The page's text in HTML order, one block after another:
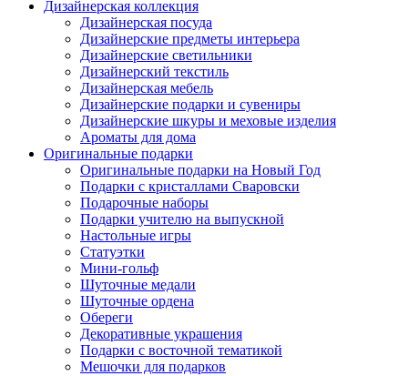
Дизайнерская коллекция
Дизайнерская посуда
Дизайнерские предметы интерьера
Дизайнерские светильники
Дизайнерский текстиль
Дизайнерская мебель
Дизайнерские подарки и сувениры
Дизайнерские шкуры и меховые изделия
Ароматы для дома
Оригинальные подарки
Оригинальные подарки на Новый Год
Подарки с кристаллами Сваровски
Подарочные наборы
Подарки учителю на выпускной
Настольные игры
Статуэтки
Мини-гольф
Шуточные медали
Шуточные ордена
Обереги
Декоративные украшения
Подарки с восточной тематикой
Мешочки для подарков